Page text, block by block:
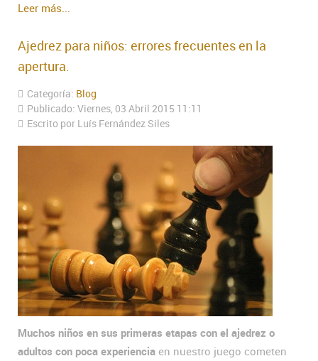
Leer más...
Ajedrez para niños: errores frecuentes en la
apertura.
Categoría: Blog
Publicado: Viernes, 03 Abril 2015 11:11
Escrito por Luís Fernández Siles
Muchos niños en sus primeras etapas con el ajedrez o
adultos con poca experiencia en nuestro juego cometen